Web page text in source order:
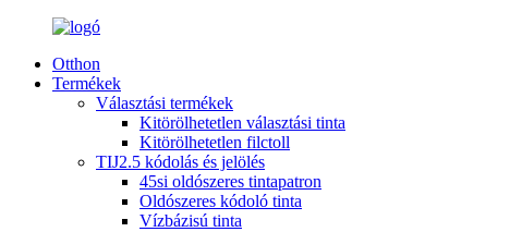
Otthon
Termékek
Választási termékek
Kitörölhetetlen választási tinta
Kitörölhetetlen filctoll
TIJ2.5 kódolás és jelölés
45si oldószeres tintapatron
Oldószeres kódoló tinta
Vízbázisú tinta